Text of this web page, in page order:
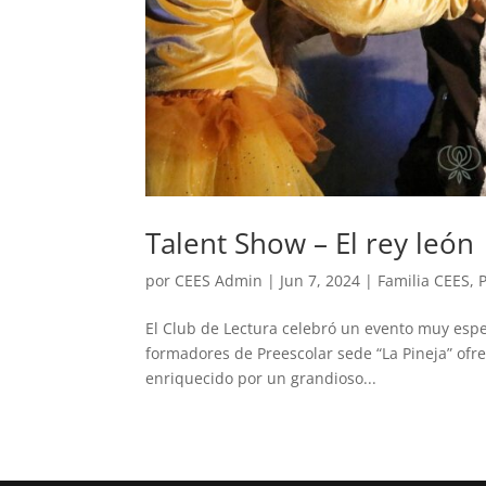
Talent Show – El rey león
por CEES Admin | Jun 7, 2024 | Familia CEES,
El Club de Lectura celebró un evento muy
formadores de Preescolar sede “La Pineja”
enriquecido por un grandioso...